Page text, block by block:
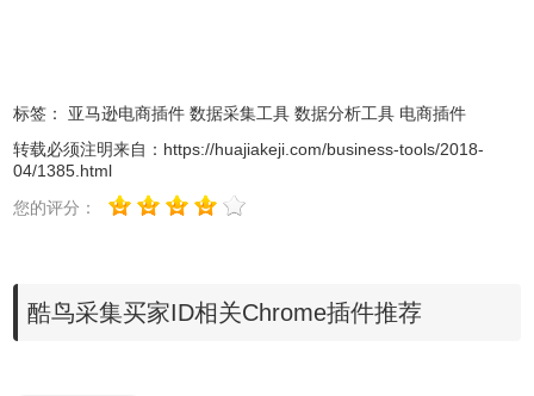
4.打开亚马逊店铺后台，点击右上角的‘Messages’进入买家
标签： 亚马逊电商插件 数据采集工具 数据分析工具 电商插件
转载必须注明来自： https://huajiakeji.com/business-tools/2018-
04/1385.html
您的评分：
酷鸟采集买家ID相关Chrome插件推荐